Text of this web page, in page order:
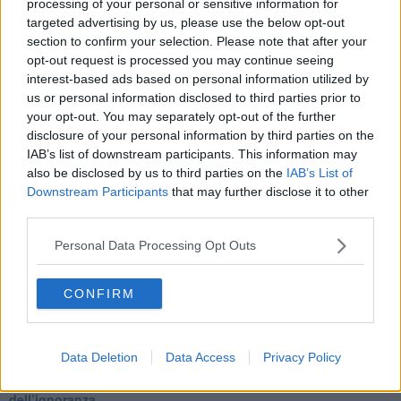
processing of your personal or sensitive information for
targeted advertising by us, please use the below opt-out
section to confirm your selection. Please note that after your
opt-out request is processed you may continue seeing
interest-based ads based on personal information utilized by
us or personal information disclosed to third parties prior to
your opt-out. You may separately opt-out of the further
disclosure of your personal information by third parties on the
IAB’s list of downstream participants. This information may
also be disclosed by us to third parties on the IAB’s List of
Downstream Participants that may further disclose it to other
Personal Data Processing Opt Outs
CONFIRM
Data Deletion Data Access Privacy Policy
​Ma, contessa, non si vergogna a continuare a guardare San
Scemo?
​Io non mi fiderei di chi promuove o consuma i riti collettivi
Esportazioni Usa: da democrazia a guerra civile
​I vestiti nuovi degli imperatori baltici
​Pupazzi!
​Il Wild West di Trump
​La depressione infantile di Roger Waters e la propaganda di
guerra"
​La disinformazione climatica veicolata dai media
Senza una Retta Visione l’Uomo è un automa
​La propaganda bellica nostrana vs l’hasbarà dei sionisti
​La cleptocrazia e lo studio sociologico della propaganda di
​Uccidere per gioco: il cacciatore e chi vuole armarsi
La Cop 30, i crimini e i misfatti verso la vita sulla terra
Arrostire il pianeta: le grandi emissioni della carne e dei
latticini
La responsabilità storica della morte sulla terra